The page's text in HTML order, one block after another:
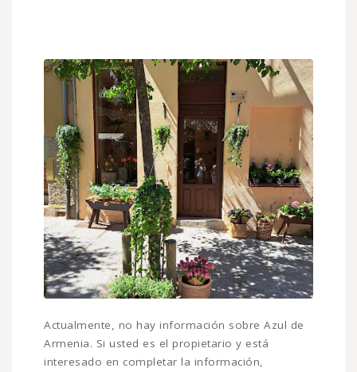
Actualmente, no hay información sobre Azul de
Armenia. Si usted es el propietario y está
interesado en completar la información,